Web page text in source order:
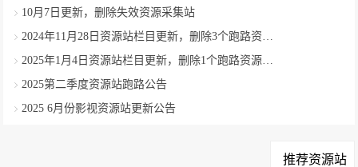
10月7日更新，删除失效资源采集站
2025第二季度资源站跑路公告
2025 6月份影视资源站更新公告
推荐资源站